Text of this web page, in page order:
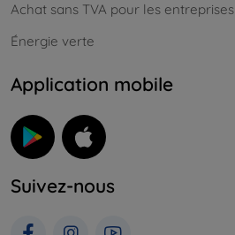
Achat sans TVA pour les entreprises
Énergie verte
Application mobile
Suivez-nous